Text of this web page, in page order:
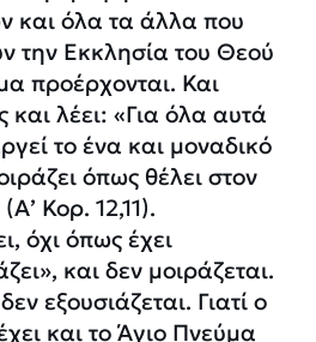
και όλα τα άλλα που
την Εκκλησία του Θεού
προέρχονται. Και
λέει: «Για όλα αυτά
το ένα και μοναδικό
όπως θέλει στον
Κορ. 12,11).
όχι όπως έχει
και δεν μοιράζεται.
εξουσιάζεται. Γιατί ο
και το Άγιο Πνεύμα